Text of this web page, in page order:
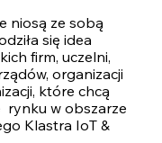
niosą ze sobą
się idea
firm, uczelni,
organizacji
które chcą
rynku w obszarze
Klastra IoT &